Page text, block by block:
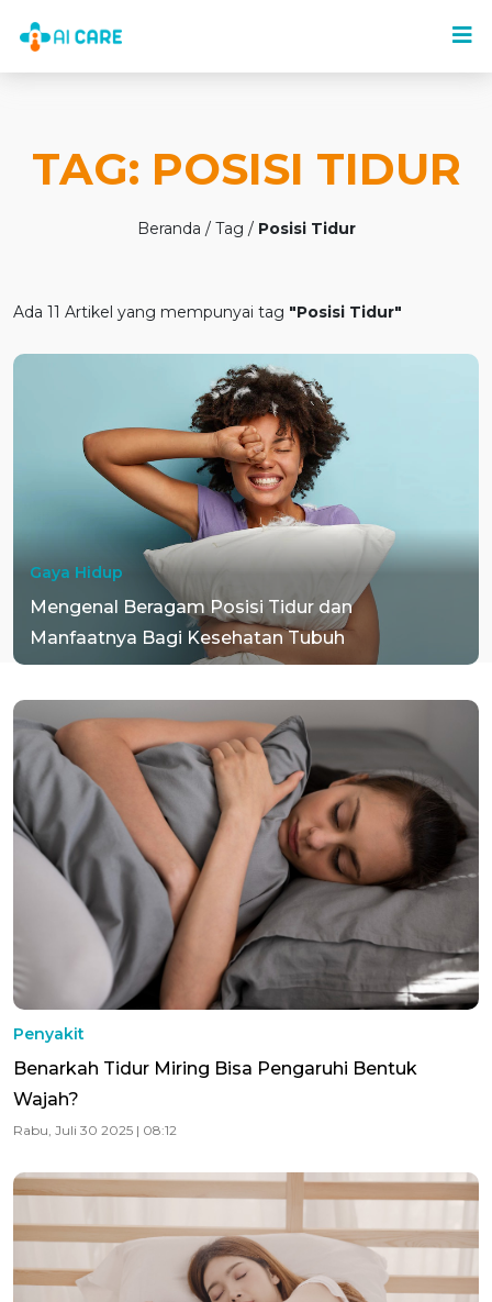
TAG: POSISI TIDUR
Beranda / Tag / Posisi Tidur
Ada 11 Artikel yang mempunyai tag "Posisi Tidur"
Gaya Hidup
Mengenal Beragam Posisi Tidur dan
Manfaatnya Bagi Kesehatan Tubuh
Penyakit
Benarkah Tidur Miring Bisa Pengaruhi Bentuk
Wajah?
Rabu, Juli 30 2025 | 08:12